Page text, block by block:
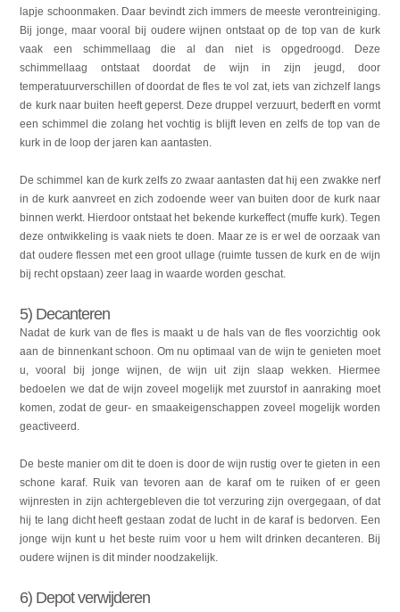
lapje schoonmaken. Daar bevindt zich immers de meeste verontreiniging.
Bij jonge, maar vooral bij oudere wijnen ontstaat op de top van de kurk
vaak een schimmellaag die al dan niet is opgedroogd. Deze
schimmellaag ontstaat doordat de wijn in zijn jeugd, door
temperatuurverschillen of doordat de fles te vol zat, iets van zichzelf langs
de kurk naar buiten heeft geperst. Deze druppel verzuurt, bederft en vormt
een schimmel die zolang het vochtig is blijft leven en zelfs de top van de
kurk in de loop der jaren kan aantasten.
De schimmel kan de kurk zelfs zo zwaar aantasten dat hij een zwakke nerf
in de kurk aanvreet en zich zodoende weer van buiten door de kurk naar
binnen werkt. Hierdoor ontstaat het bekende kurkeffect (muffe kurk). Tegen
deze ontwikkeling is vaak niets te doen. Maar ze is er wel de oorzaak van
dat oudere flessen met een groot ullage (ruimte tussen de kurk en de wijn
bij recht opstaan) zeer laag in waarde worden geschat.
5) Decanteren
Nadat de kurk van de fles is maakt u de hals van de fles voorzichtig ook
aan de binnenkant schoon. Om nu optimaal van de wijn te genieten moet
u, vooral bij jonge wijnen, de wijn uit zijn slaap wekken. Hiermee
bedoelen we dat de wijn zoveel mogelijk met zuurstof in aanraking moet
komen, zodat de geur- en smaakeigenschappen zoveel mogelijk worden
geactiveerd.
De beste manier om dit te doen is door de wijn rustig over te gieten in een
schone karaf. Ruik van tevoren aan de karaf om te ruiken of er geen
wijnresten in zijn achtergebleven die tot verzuring zijn overgegaan, of dat
hij te lang dicht heeft gestaan zodat de lucht in de karaf is bedorven. Een
jonge wijn kunt u het beste ruim voor u hem wilt drinken decanteren. Bij
oudere wijnen is dit minder noodzakelijk.
6) Depot verwijderen